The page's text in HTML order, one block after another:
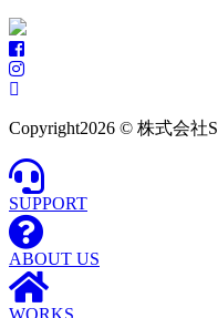
Copyright2026 © 株式会社
SUPPORT
ABOUT US
WORKS